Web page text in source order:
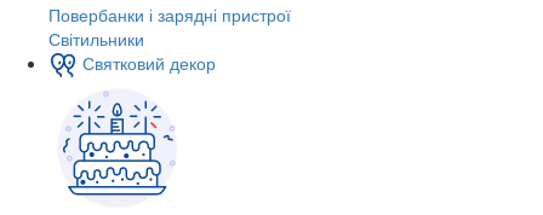
Повербанки і зарядні пристрої
Світильники
Святковий декор